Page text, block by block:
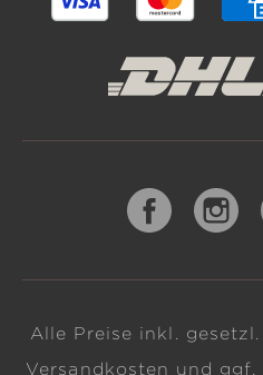
Alle Preise inkl.
Versandkosten und ggf.